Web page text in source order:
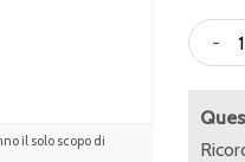
il solo scopo di
-